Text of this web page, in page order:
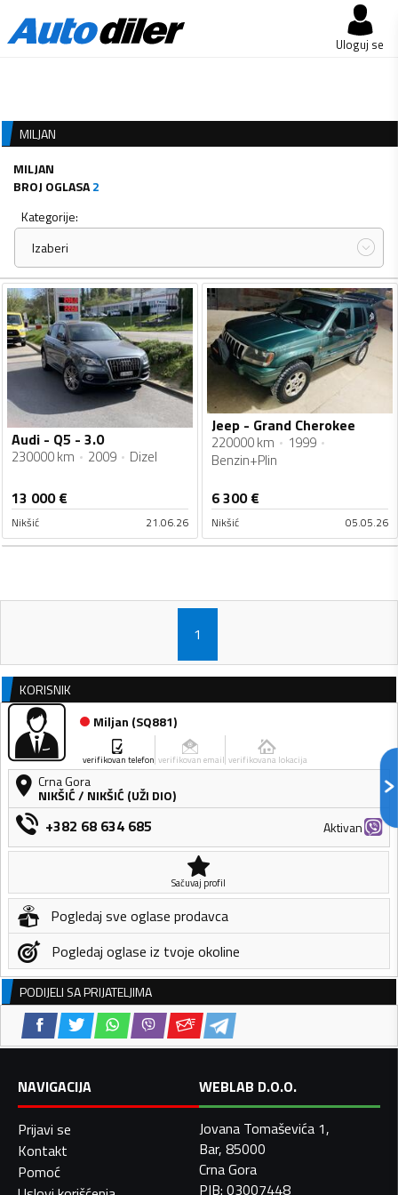
Uloguj se
MILJAN
MILJAN
BROJ OGLASA2
Kategorije:
Izaberi
Audi - Q5 - 3.0
230000 km 2009 Dizel
13 000€
Nikšić 21.06.26
Jeep - Grand Cherokee
220000 km
1999
Benzin+Plin
6 300€
Nikšić 05.05.26
1
KORISNIK
Miljan (SQ881)
verifikovan telefon verifikovan email verifikovana lokacija
Crna Gora
NIKŠIĆ/ NIKŠIĆ (UŽI DIO)
+382 68 634 685 Aktivan
Sačuvaj profil
Pogledaj sve oglase prodavca
Pogledaj oglase iz tvoje okoline
PODIJELI SA PRIJATELJIMA
NAVIGACIJA
Prijavi se
Kontakt
Pomoć
WEBLAB D.O.O.
Jovana Tomaševića 1,
Bar, 85000
Crna Gora
PIB: 03007448